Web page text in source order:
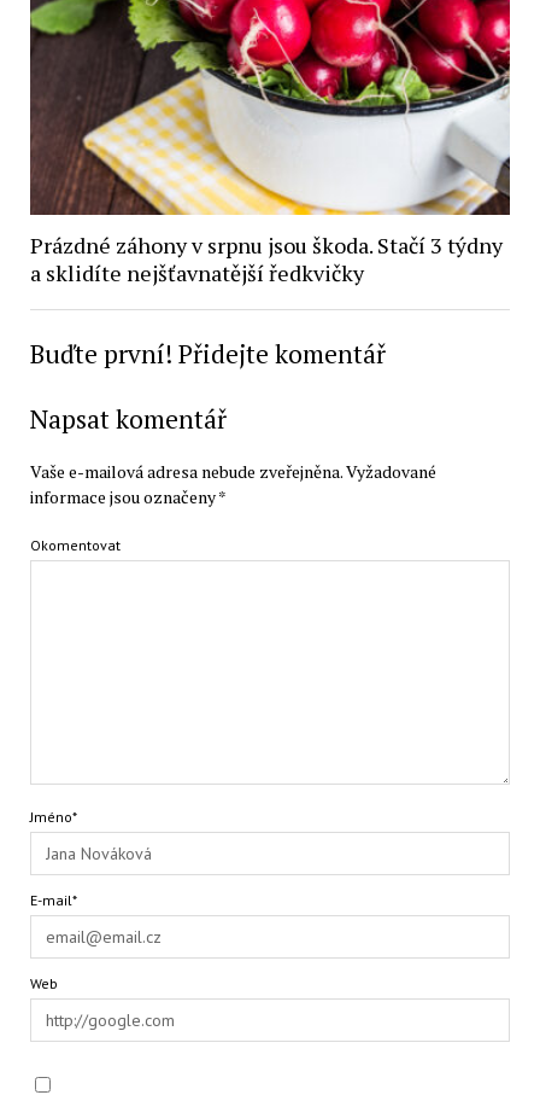
Prázdné záhony v srpnu jsou škoda. Stačí 3 týdny
a sklidíte nejšťavnatější ředkvičky
Buďte první! Přidejte komentář
Napsat komentář
Vaše e-mailová adresa nebude zveřejněna.Vyžadované
informace jsou označeny*
Okomentovat
Jméno*
E-mail*
Web